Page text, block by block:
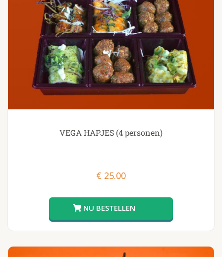
VEGA HAPJES (4 personen)
€ 25.00